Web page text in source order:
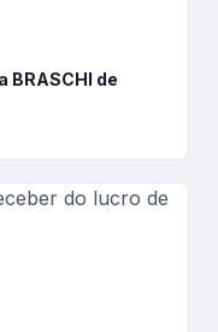
BRASCHI de